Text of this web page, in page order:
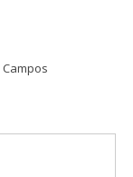
Campos